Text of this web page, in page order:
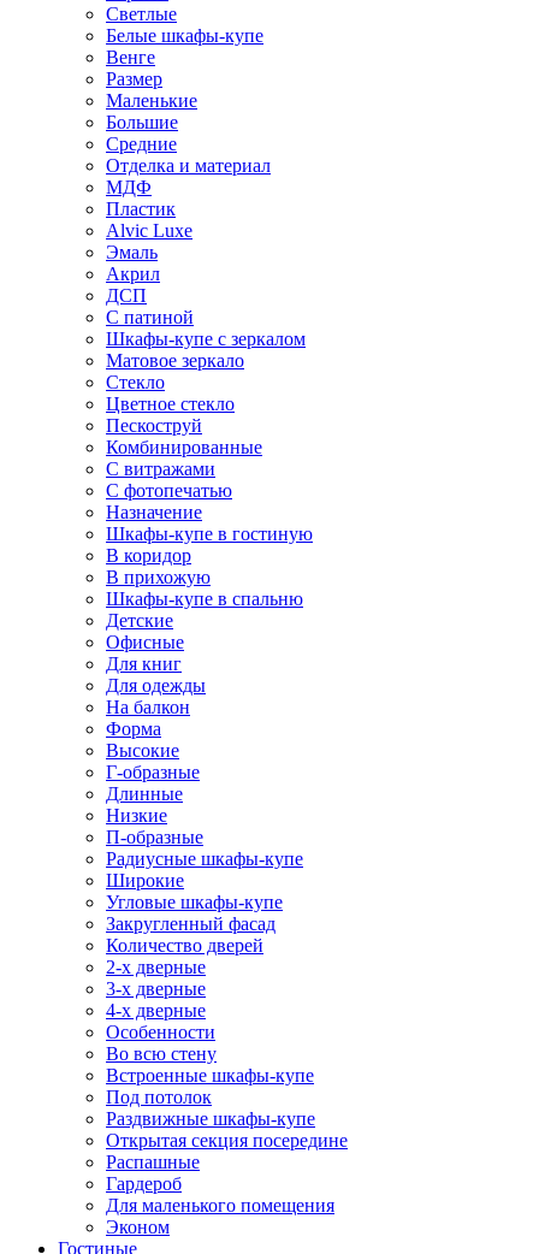
Светлые
Белые шкафы-купе
Венге
Размер
Маленькие
Большие
Средние
Отделка и материал
МДФ
Пластик
Alvic Luxe
Эмаль
Акрил
ДСП
С патиной
Шкафы-купе с зеркалом
Матовое зеркало
Стекло
Цветное стекло
Пескоструй
Комбинированные
С витражами
С фотопечатью
Назначение
Шкафы-купе в гостиную
В коридор
В прихожую
Шкафы-купе в спальню
Детские
Офисные
Для книг
Для одежды
На балкон
Форма
Высокие
Г-образные
Длинные
Низкие
П-образные
Радиусные шкафы-купе
Широкие
Угловые шкафы-купе
Закругленный фасад
Количество дверей
2-х дверные
3-х дверные
4-х дверные
Особенности
Во всю стену
Встроенные шкафы-купе
Под потолок
Раздвижные шкафы-купе
Открытая секция посередине
Распашные
Гардероб
Для маленького помещения
Эконом
Гостиные